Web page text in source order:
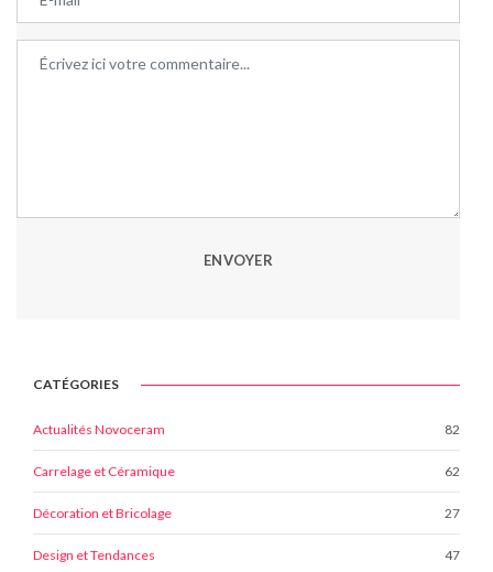
ENVOYER
CATÉGORIES
Actualités Novoceram 82
Carrelage et Céramique 62
Décoration et Bricolage 27
Design et Tendances 47